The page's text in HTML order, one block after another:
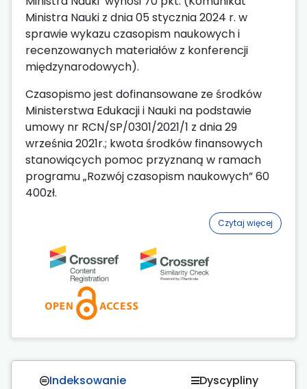
Ministra Nauki z dnia 05 stycznia 2024 r. w
sprawie wykazu czasopism naukowych i
recenzowanych materiałów z konferencji
międzynarodowych).
Czasopismo jest dofinansowane ze środków
Ministerstwa Edukacji i Nauki na podstawie
umowy nr RCN/SP/0301/2021/1 z dnia 29
września 2021r.; kwota środków finansowych
stanowiących pomoc przyznaną w ramach
programu „Rozwój czasopism naukowych” 60
400zł.
Czytaj więcej
Indeksowanie Dyscypliny